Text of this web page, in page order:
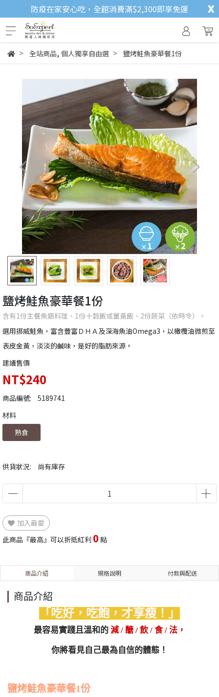
防疫在家安心吃，全館消費滿$2,300即享免運 x
全站商品, 個人獨享自由選 鹽烤鮭魚豪華餐1份
鹽烤鮭魚豪華餐1份
含有1份主餐魚類料理、1份十穀飯或薑黃飯、2份蔬菜（依時令）。
選用挪威鮭魚，富含豐富ＤＨＡ及深海魚油Omega3，以橄欖油微煎至
表皮金黃，淡淡的鹹味，是好的脂肪來源。
建議售價
NT$240
商品編號: 5189741
供貨狀況: 尚有庫存
材料
熟食
加入最愛
此商品『最高』可以折抵紅利 0 點
商品介紹 規格說明 付款與配送
商品介紹
「吃好，吃飽，才享瘦！」
最容易實踐且溫和的減 / 醣 / 飲 / 食 / 法，
你將看見自己最為自信的體態！
鹽烤鮭魚豪華餐1份